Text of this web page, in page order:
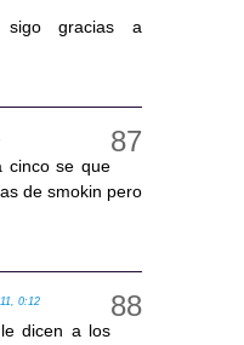
gracias a
cinco se que
de smokin pero
0:12
dicen a los